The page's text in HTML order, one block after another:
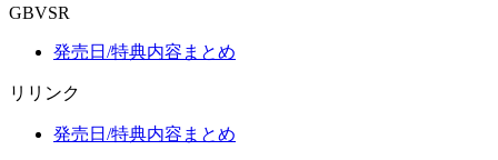
GBVSR
発売日/特典内容まとめ
リリンク
発売日/特典内容まとめ